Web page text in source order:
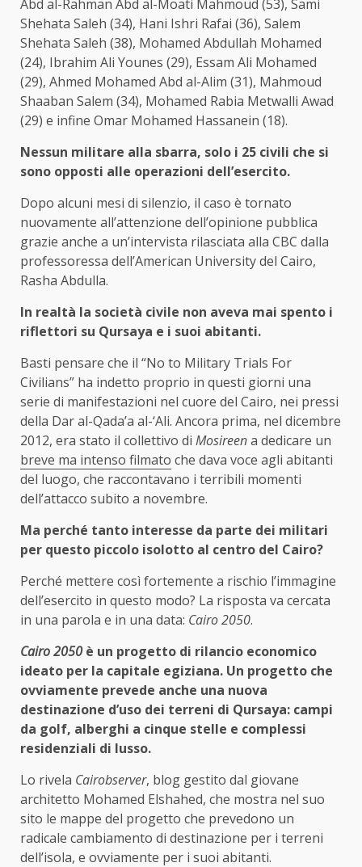
Abd al-Rahman Abd al-Moati Mahmoud (53), Sami
Shehata Saleh (34), Hani Ishri Rafai (36), Salem
Shehata Saleh (38), Mohamed Abdullah Mohamed
(24), Ibrahim Ali Younes (29), Essam Ali Mohamed
(29), Ahmed Mohamed Abd al-Alim (31), Mahmoud
Shaaban Salem (34), Mohamed Rabia Metwalli Awad
(29) e infine Omar Mohamed Hassanein (18).
Nessun militare alla sbarra, solo i 25 civili che si
sono opposti alle operazioni dell’esercito.
Dopo alcuni mesi di silenzio, il caso è tornato
nuovamente all’attenzione dell’opinione pubblica
grazie anche a un’intervista rilasciata alla CBC dalla
professoressa dell’American University del Cairo,
Rasha Abdulla.
In realtà la società civile non aveva mai spento i
riflettori su Qursaya e i suoi abitanti.
Basti pensare che il “No to Military Trials For
Civilians” ha indetto proprio in questi giorni una
serie di manifestazioni nel cuore del Cairo, nei pressi
della Dar al-Qada’a al-‘Ali. Ancora prima, nel dicembre
2012, era stato il collettivo di Mosireena dedicare un
breve ma intenso filmato che dava voce agli abitanti
del luogo, che raccontavano i terribili momenti
dell’attacco subito a novembre.
Ma perché tanto interesse da parte dei militari
per questo piccolo isolotto al centro del Cairo?
Perché mettere così fortemente a rischio l’immagine
dell’esercito in questo modo? La risposta va cercata
in una parola e in una data: Cairo 2050.
Cairo 2050è un progetto di rilancio economico
ideato per la capitale egiziana. Un progetto che
ovviamente prevede anche una nuova
destinazione d’uso dei terreni di Qursaya: campi
da golf, alberghi a cinque stelle e complessi
residenziali di lusso.
Lo rivela Cairobserver, blog gestito dal giovane
architetto Mohamed Elshahed, che mostra nel suo
sito le mappe del progetto che prevedono un
radicale cambiamento di destinazione per i terreni
dell’isola, e ovviamente per i suoi abitanti.